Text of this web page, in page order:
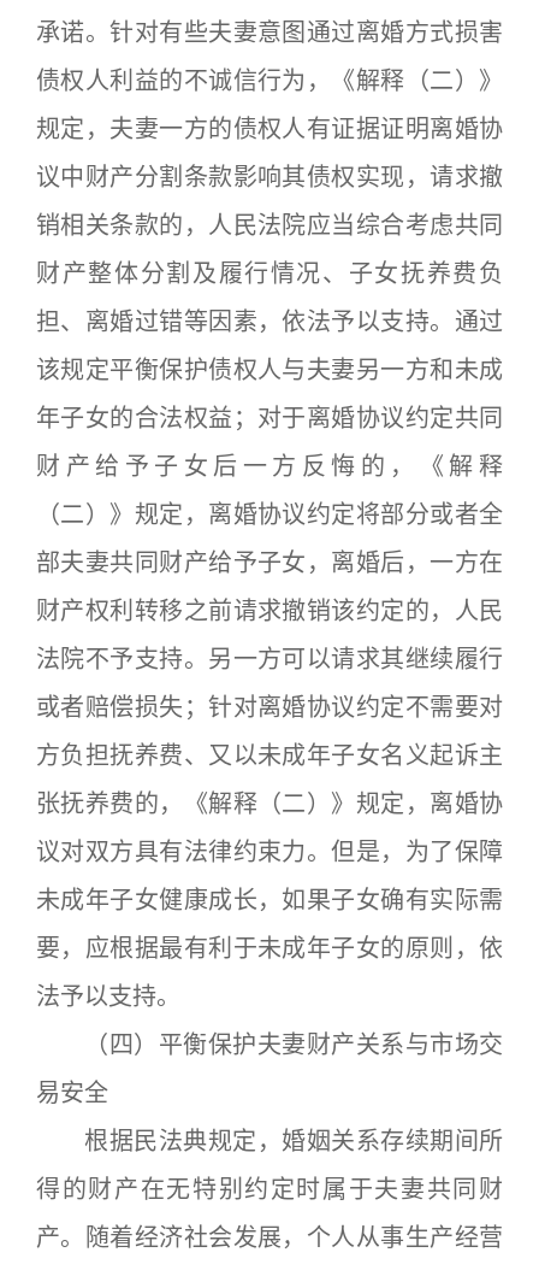
承诺。针对有些夫妻意图通过离婚方式损害
债权人利益的不诚信行为，《解释（二）》
规定，夫妻一方的债权人有证据证明离婚协
议中财产分割条款影响其债权实现，请求撤
销相关条款的，人民法院应当综合考虑共同
财产整体分割及履行情况、子女抚养费负
担、离婚过错等因素，依法予以支持。通过
该规定平衡保护债权人与夫妻另一方和未成
年子女的合法权益；对于离婚协议约定共同
财产给予子女后一方反悔的，《解释
（二）》规定，离婚协议约定将部分或者全
部夫妻共同财产给予子女，离婚后，一方在
财产权利转移之前请求撤销该约定的，人民
法院不予支持。另一方可以请求其继续履行
或者赔偿损失；针对离婚协议约定不需要对
方负担抚养费、又以未成年子女名义起诉主
张抚养费的，《解释（二）》规定，离婚协
议对双方具有法律约束力。但是，为了保障
未成年子女健康成长，如果子女确有实际需
要，应根据最有利于未成年子女的原则，依
法予以支持。
（四）平衡保护夫妻财产关系与市场交
易安全
根据民法典规定，婚姻关系存续期间所
得的财产在无特别约定时属于夫妻共同财
产。随着经济社会发展，个人从事生产经营